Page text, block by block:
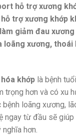
hỗ trợ xương
trợ xương khớp
giảm đau
loãng xương, thoái
khớp là bệnh
trọng hơn và có xu
loãng xương,
ngay từ đầu sẽ
hơn.